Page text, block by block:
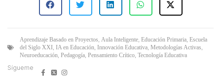
Aprendizaje Basado en Proyectos, Aula Inteligente, Educación Primaria, Escuela
del Siglo XXI, IA en Educación, Innovación Educativa, Metodologías Activas,
Neuroeducación, Pedagogía, Pensamiento Crítico, Tecnología Educativa
Sígueme